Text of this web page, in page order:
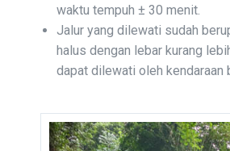
waktu tempuh ± 30 menit.
Jalur yang dilewati sudah
halus dengan lebar kurang
dapat dilewati oleh kendaraan